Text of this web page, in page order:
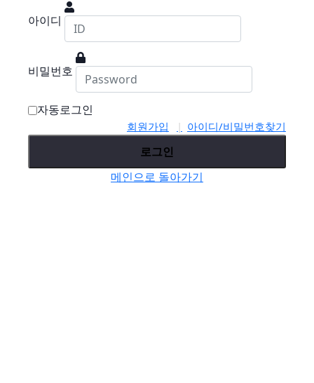
아이디
비밀번호
자동로그인
회원가입 아이디/비밀번호찾기
로그인
메인으로 돌아가기